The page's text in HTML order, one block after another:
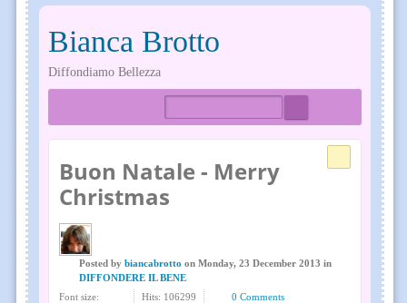
Bianca Brotto
Diffondiamo Bellezza
Buon Natale - Merry
Christmas
Posted by biancabrotto on Monday, 23 December 2013 in
DIFFONDERE IL BENE
Font size:
Hits: 106299
0 Comments